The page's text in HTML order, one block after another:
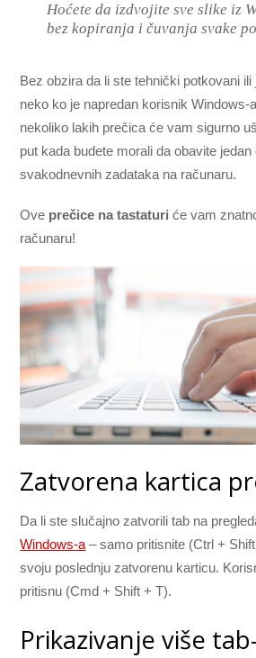
Hoćete da izdvojite sve slike iz
bez kopiranja i čuvanja svake
Bez obzira da li ste tehnički potkovani
neko ko je napredan korisnik Windows-
nekoliko lakih prečica će vam sigurno
put kada budete morali da obavite jedan
svakodnevnih zadataka na računaru.
Ove prečice na tastaturi će vam
računaru!
Zatvorena kartica
Da li ste slučajno zatvorili tab na
Windows-a – samo pritisnite (Ctrl +
svoju poslednju zatvorenu karticu.
pritisnu (Cmd + Shift + T).
Prikazivanje više